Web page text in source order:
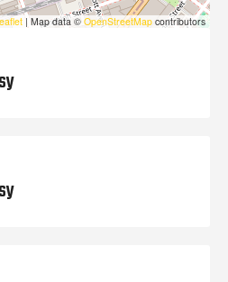
| Map data © OpenStreetMap contributors